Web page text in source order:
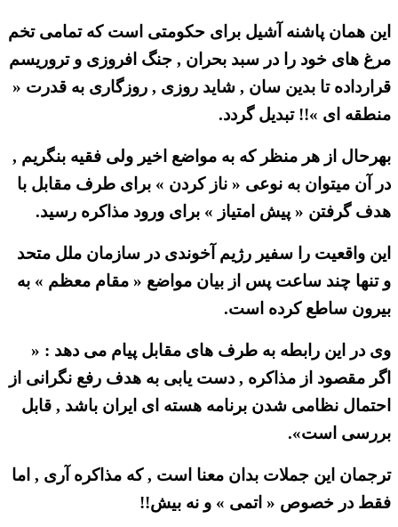
این همان پاشنه آشیل برای حکومتی است که تمامی تخم
مرغ های خود را در سبد بحران , جنگ افروزی و تروریسم
قرارداده تا بدین سان , شاید روزی , روزگاری به قدرت «
منطقه ای »!! تبدیل گردد.
بهرحال از هر منظر که به مواضع اخیر ولی فقیه بنگریم ,
در آن میتوان به نوعی « ناز کردن » برای طرف مقابل با
هدف گرفتن « پیش امتیاز » برای ورود مذاکره رسید.
این واقعیت را سفیر رژیم آخوندی در سازمان ملل متحد
و تنها چند ساعت پس از بیان مواضع « مقام معظم » به
بیرون ساطع کرده است.
وی در این رابطه به طرف های مقابل پیام می دهد : «
اگر مقصود از مذاکره , دست یابی به هدف رفع نگرانی از
احتمال نظامی شدن برنامه هسته ای ایران باشد , قابل
بررسی است».
ترجمان این جملات بدان معنا است , که مذاکره آری , اما
فقط در خصوص « اتمی » و نه بیش!!